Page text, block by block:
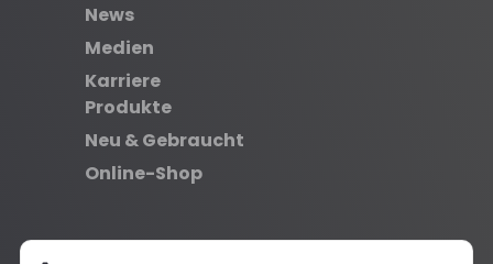
News
Medien
Karriere
Produkte
Neu & Gebraucht
Online-Shop